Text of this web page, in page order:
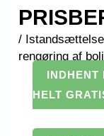
/
rengøring af
INDHENT
HELT